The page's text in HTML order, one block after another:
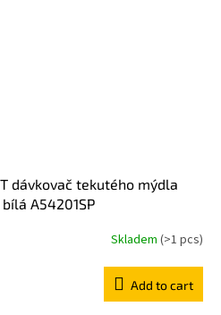
dávkovač tekutého mýdla
A54201SP
Skladem (>1 pcs)
Add to cart